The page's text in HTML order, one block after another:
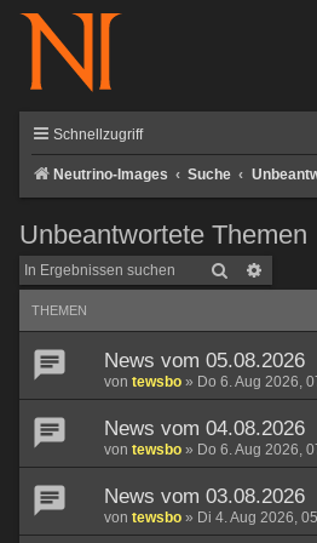
Schnellzugriff
Neutrino-Images Suche
Unbeantwortete Themen
Suche
THEMEN
News vom 05.08.2026
von tewsbo » Do 6. Aug 2026,
News vom 04.08.2026
von tewsbo » Do 6. Aug 2026,
News vom 03.08.2026
von tewsbo » Di 4. Aug 2026,